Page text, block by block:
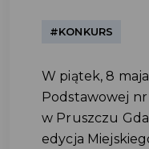
#KONKURS
W piątek, 8
Podstawowej nr
w Pruszczu
edycja